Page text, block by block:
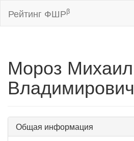
Рейтинг ФШРβ
Мороз Михаил
Владимирович
Общая информация